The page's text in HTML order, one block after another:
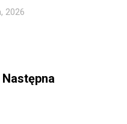
2026
Następna